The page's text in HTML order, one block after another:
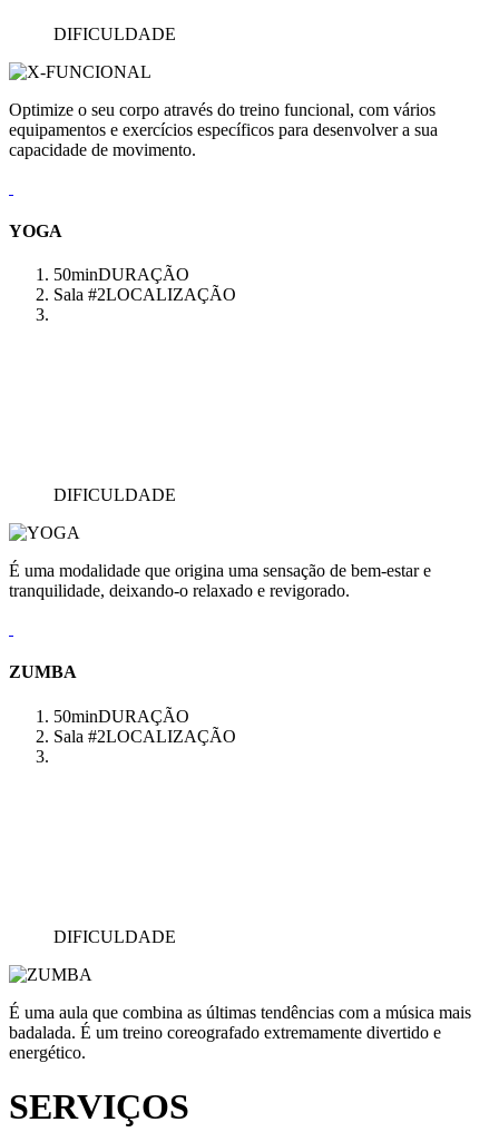
DIFICULDADE
Optimize o seu corpo através do treino funcional, com vários
equipamentos e exercícios específicos para desenvolver a sua
capacidade de movimento.
YOGA
50minDURAÇÃO
Sala #2LOCALIZAÇÃO
DIFICULDADE
É uma modalidade que origina uma sensação de bem-estar e
tranquilidade, deixando-o relaxado e revigorado.
ZUMBA
50minDURAÇÃO
Sala #2LOCALIZAÇÃO
DIFICULDADE
É uma aula que combina as últimas tendências com a música mais
badalada. É um treino coreografado extremamente divertido e
energético.
SERVIÇOS